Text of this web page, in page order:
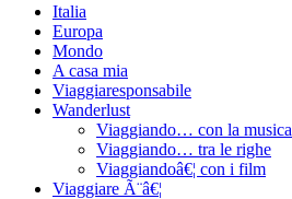
Italia
Europa
Mondo
A casa mia
Viaggiaresponsabile
Wanderlust
Viaggiando… con la musica
Viaggiando… tra le righe
Viaggiandoâ€¦ con i film
Viaggiare Ã¨â€¦